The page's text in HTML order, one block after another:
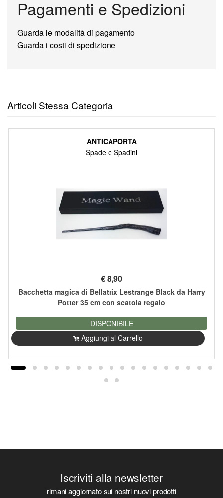
Pagamenti e Spedizioni
Guarda le modalità di pagamento
Guarda i costi di spedizione
Articoli Stessa Categoria
ANTICAPORTA
Spade e Spadini
€8,90
Bacchetta magica di Bellatrix Lestrange Black da Harry
Potter 35 cm con scatola regalo
DISPONIBILE
Aggiungi al Carrello
Iscriviti alla newsletter
rimani aggiornato sui nostri nuovi prodotti